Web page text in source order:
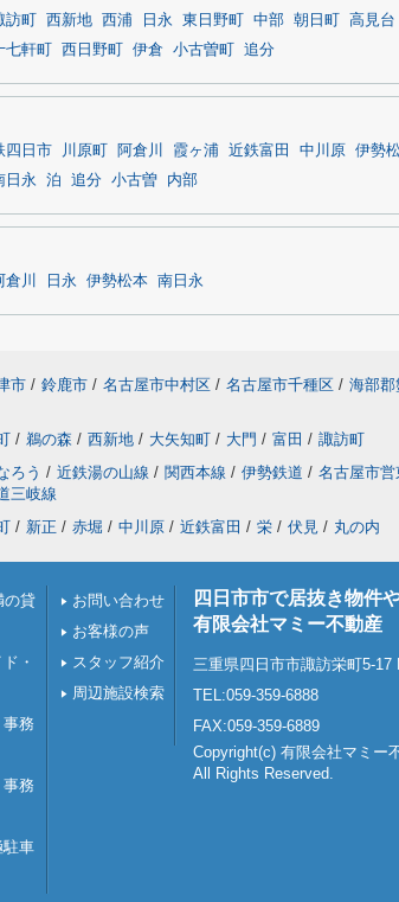
訪町 西新地 西浦 日永 東日野町 中部 朝日町 高見台
七軒町 西日野町 伊倉 小古曽町 追分
四日市 川原町 阿倉川 霞ヶ浦 近鉄富田 中川原 伊勢
日永 泊 追分 小古曽 内部
倉川 日永 伊勢松本 南日永
市 / 鈴鹿市 / 名古屋市中村区 / 名古屋市千種区 / 海部郡
/ 鵜の森 / 西新地 / 大矢知町 / 大門 / 富田 / 諏訪町
ろう / 近鉄湯の山線 / 関西本線 / 伊勢鉄道 / 名古屋市営
三岐線
/ 新正 / 赤堀 / 中川原 / 近鉄富田 / 栄 / 伏見 / 丸の内
の貸
・
務
務
駐車
お問い合わせ
お客様の声
スタッフ紹介
周辺施設検索
四日市市で居抜き物件
有限会社マミー不動産
三重県四日市市諏訪栄町5-17
TEL:059-359-6888
FAX:059-359-6889
Copyright(c) 有限会社マミー
All Rights Reserved.